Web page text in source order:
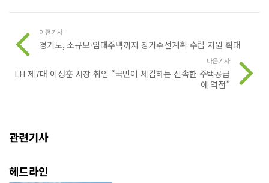
이전기사
경기도, 소규모·임대주택까지 장기수선계획 수립 지원 확대
다음기사
LH 제7대 이성훈 사장 취임 “국민이 체감하는 신속한 주택공급
에 역점”
관련기사
헤드라인